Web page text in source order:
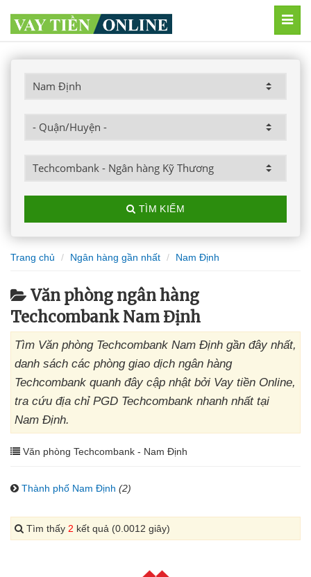
TÌM KIẾM
Trang chủ Ngân hàng gần nhất Nam Định
Văn phòng ngân hàng
Techcombank Nam Định
Tìm Văn phòng Techcombank Nam Định gần đây nhất,
danh sách các phòng giao dịch ngân hàng
Techcombank quanh đây cập nhật bởi Vay tiền Online,
tra cứu địa chỉ PGD Techcombank nhanh nhất tại
Nam Định.
Văn phòng Techcombank - Nam Định
Thành phố Nam Định (2)
Tìm thấy 2 kết quả (0.0012 giây)